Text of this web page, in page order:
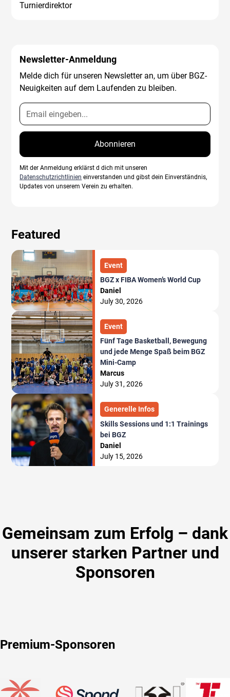
Turnierdirektor
Newsletter-Anmeldung
Melde dich für unseren Newsletter an, um über BGZ-
Neuigkeiten auf dem Laufenden zu bleiben.
Mit der Anmeldung erklärst d dich mit unseren
Datenschutzrichtlinien einverstanden und gibst dein Einverständnis,
Updates von unserem Verein zu erhalten.
Featured
Event
BGZ x FIBA Women’s World Cup
Daniel
July 30, 2026
Event
Fünf Tage Basketball, Bewegung
und jede Menge Spaß beim BGZ
Mini-Camp
Marcus
July 31, 2026
Generelle Infos
Skills Sessions und 1:1 Trainings
bei BGZ
Daniel
July 15, 2026
Gemeinsam zum Erfolg – dank
unserer starken Partner und
Sponsoren
Premium-Sponsoren